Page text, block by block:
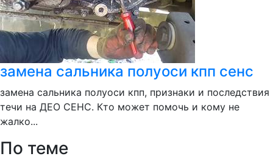
замена сальника полуоси кпп сенс
замена сальника полуоси кпп, признаки и последствия
течи на ДЕО СЕНС. Кто может помочь и кому не
жалко...
По теме